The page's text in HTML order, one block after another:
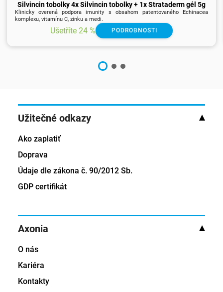
Silvincin tobolky 4x Silvincin tobolky + 1x Strataderm gél 5g
Klinicky overená podpora imunity s obsahom patentovaného Echinacea
komplexu, vitamínu C, zinku a medi.
Ušetříte 24 % PODROBNOSTI
Axonia
O nás
Kariéra
Kontakty
Užitečné odkazy
Ako zaplatiť
Doprava
Údaje dle zákona č. 90/2012 Sb.
GDP certifikát